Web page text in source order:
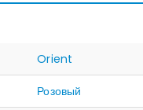
Orient
Розовый